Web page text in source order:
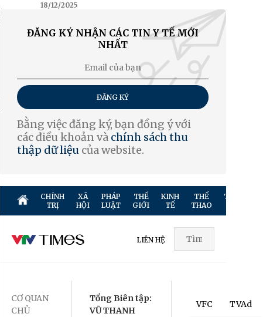
18/12/2025
ĐĂNG KÝ NHẬN CÁC TIN Y TẾ MỚI
NHẤT
ĐĂNG KÝ
Bằng việc đăng ký, bạn đồng ý với
các điều khoản và chính sách thu
thập dữ liệu của website.
CHÍNH
TRỊ
XÃ
HỘI
PHÁP
LUẬT
THẾ
GIỚI
KINH
TẾ
THỂ
THAO
TRUYỀN
LIÊN HỆ
CƠ QUAN
CHỦ
Tổng Biên tập:
VŨ THANH
VFC TVAd